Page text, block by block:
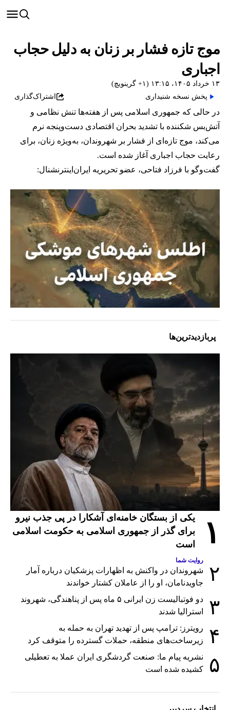
موج تازه فشار بر زنان به دلیل حجاب
اجباری
۱۳ خرداد ۱۴۰۵، ۱۳:۱۵ (‎+۱ گرینویچ)
پخش نسخه شنیداری
اشتراک‌گذاری
در حالی که جمهوری اسلامی پس از هفته‌ها تنش نظامی و
آتش‌بس شکننده با تشدید بحران اقتصادی دست‌وپنجه نرم
می‌کند، موج تازه‌ای از فشار بر شهروندان، به‌ویژه زنان، برای
رعایت حجاب اجباری آغاز شده است.
گفت‌وگو با فرزاد فتاحی، عضو تحریریه ایران‌اینترنشنال:
پربازدیدترین‌ها
۱
یکی از بستگان خامنه‌ای آشکارا در پی جذب نیرو
برای گذر از جمهوری اسلامی به حکومت اسلامی
است
۲
روایت شما
شهروندان در واکنش به اظهارات پزشکیان درباره آمار
جاویدنامان، او را از عاملان کشتار خواندند
۳
دو فوتبالیست زن ایرانی ۵ ماه پس از پناهندگی، شهروند
استرالیا شدند
۴
رویترز: ترامپ پس از تهدید تهران به حمله به
زیرساخت‌های منطقه، حملات گسترده را متوقف کرد
۵
نشریه پیام ما: صنعت گردشگری ایران عملا به تعطیلی
کشیده شده است